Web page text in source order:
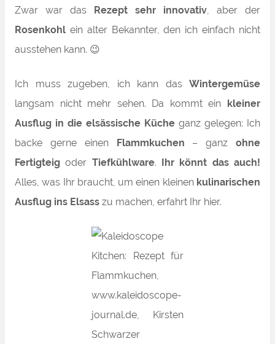
Zwar war das
Rezept sehr innovativ, aber der
Rosenkohl ein alter Bekannter, den ich einfach nicht
ausstehen kann. 😉
Ich muss zugeben, ich kann das Wintergemüse
langsam nicht mehr sehen. Da kommt ein
kleiner
Ausflug in die elsässische Küche ganz gelegen: Ich
backe gerne einen
Flammkuchen – ganzohne
Fertigteig oder Tiefkühlware.
Ihr könnt das auch!
Alles, was Ihr braucht, um einen kleinen kulinarischen
Ausflug ins Elsass zu machen, erfahrt Ihr hier.